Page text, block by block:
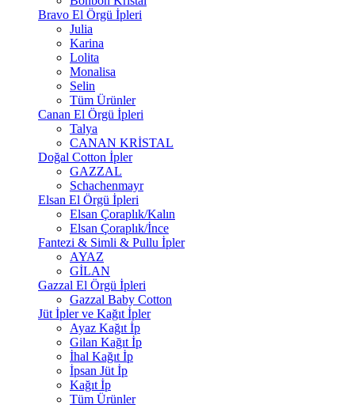
Bravo El Örgü İpleri
Julia
Karina
Lolita
Monalisa
Selin
Tüm Ürünler
Canan El Örgü İpleri
Talya
CANAN KRİSTAL
Doğal Cotton İpler
GAZZAL
Schachenmayr
Elsan El Örgü İpleri
Elsan Çoraplık/Kalın
Elsan Çoraplık/İnce
Fantezi & Simli & Pullu İpler
AYAZ
GİLAN
Gazzal El Örgü İpleri
Gazzal Baby Cotton
Jüt İpler ve Kağıt İpler
Ayaz Kağıt İp
Gilan Kağıt İp
İhal Kağıt İp
İpsan Jüt İp
Kağıt İp
Tüm Ürünler